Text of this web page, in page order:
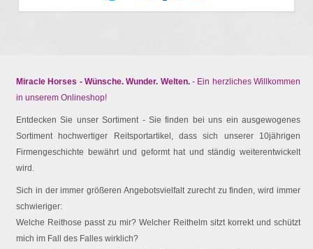
Miracle Horses - Wünsche. Wunder. Welten.- Ein herzliches Willkommen
in unserem Onlineshop!
Entdecken Sie unser Sortiment - Sie finden bei uns ein ausgewogenes
Sortiment hochwertiger Reitsportartikel, dass sich unserer 10jährigen
Firmengeschichte bewährt und geformt hat und ständig weiterentwickelt
wird.
Sich in der immer größeren Angebotsvielfalt zurecht zu finden, wird immer
schwieriger:
Welche Reithose passt zu mir? Welcher Reithelm sitzt korrekt und schützt
mich im Fall des Falles wirklich?